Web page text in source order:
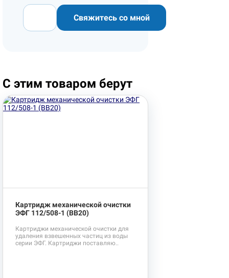
Свяжитесь со мной
С этим товаром берут
Картридж механической очистки
ЭФГ 112/508-1 (BB20)
Картриджи механической очистки для
удаления взвешенных частиц из воды
серии ЭФГ. Картриджи поставляю..